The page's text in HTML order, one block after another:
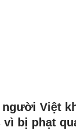
Việt
bị phạt